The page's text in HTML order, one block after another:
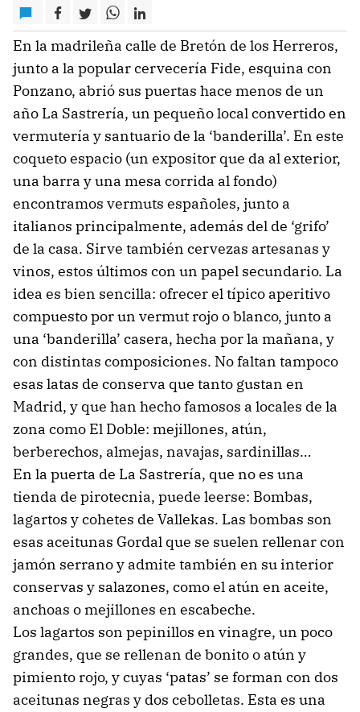
En la madrileña calle de Bretón de los Herreros,
junto a la popular cervecería Fide, esquina con
Ponzano, abrió sus puertas hace menos de un
año La Sastrería, un pequeño local convertido en
vermutería y santuario de la ‘banderilla’. En este
coqueto espacio (un expositor que da al exterior,
una barra y una mesa corrida al fondo)
encontramos vermuts españoles, junto a
italianos principalmente, además del de ‘grifo’
de la casa. Sirve también cervezas artesanas y
vinos, estos últimos con un papel secundario. La
idea es bien sencilla: ofrecer el típico aperitivo
compuesto por un vermut rojo o blanco, junto a
una ‘banderilla’ casera, hecha por la mañana, y
con distintas composiciones. No faltan tampoco
esas latas de conserva que tanto gustan en
Madrid, y que han hecho famosos a locales de la
zona como El Doble: mejillones, atún,
berberechos, almejas, navajas, sardinillas…
En la puerta de La Sastrería, que no es una
tienda de pirotecnia, puede leerse: Bombas,
lagartos y cohetes de Vallekas. Las bombas son
esas aceitunas Gordal que se suelen rellenar con
jamón serrano y admite también en su interior
conservas y salazones, como el atún en aceite,
anchoas o mejillones en escabeche.
Los lagartos son pepinillos en vinagre, un poco
grandes, que se rellenan de bonito o atún y
pimiento rojo, y cuyas ‘patas’ se forman con dos
aceitunas negras y dos cebolletas. Esta es una